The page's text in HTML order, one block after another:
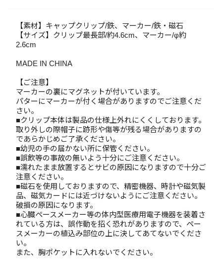
【素材】キャップクリップ/鉄、マーカー/鉄・磁石
【サイズ】クリップ最長部/約4.6cm、マーカー/φ約
2.6cm
MADE IN CHINA
【ご注意】
マーカーの裏にマグネットが付いています。
パターにマーカーが付く場合がありますのでご注意くだ
さい。
■クリップ本体は製品の仕様上外れにくくしております。
取り外しの際帽子に跡形や傷等が残る場合がありますの
であらかじめご了承ください。
■幼児の手の届かない所に保管ください。
■誤飲等の事故の無いよう十分にご注意ください。
■濡れたまま放置するとサビの原因になりますので十分ご
注意ください。
■磁石を使用しておりますので、精密機器、時計や磁気製
品、磁気カードには近づけないようにご注意ください。
破損の原因になります。
■心臓ペースメーカー等の体内型医療用電子機器を装着さ
れている方は、誤作動を招く恐れがありますので、ペー
スメーカーの植込み部位の上に決してあてないでくださ
い。
また、胸ポケットに入れないでください。